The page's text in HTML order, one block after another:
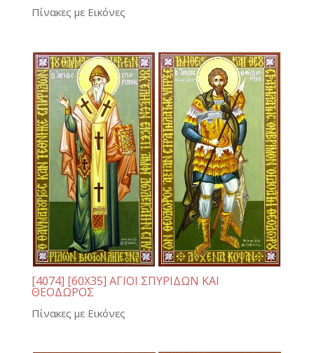
Πίνακες με Εικόνες
[4074] [60Χ35] ΑΓΙΟΙ ΣΠΥΡΙΔΩΝ ΚΑΙ
ΘΕΟΔΩΡΟΣ
Πίνακες με Εικόνες